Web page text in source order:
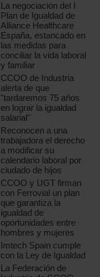
La negociación del I
Plan de Igualdad de
Alliance Healthcare
España, estancado en
las medidas para
conciliar la vida laboral
y familiar
CCOO de Industria
alerta de que
"tardaremos 75 años
en lograr la igualdad
salarial"
Reconocen a una
trabajadora el derecho
a modificar su
calendario laboral por
ciudado de hijos
CCOO y UGT firman
con Ferrovial un plan
que garantiza la
igualdad de
oportunidades entre
hombres y mujeres
Imtech Spain cumple
con la Ley de Igualdad
La Federación de